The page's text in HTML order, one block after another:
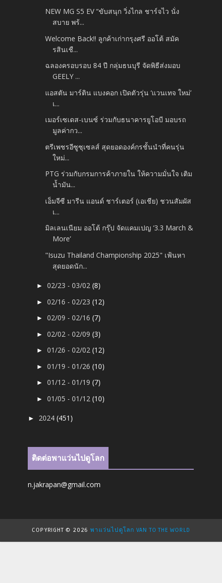
NEW MG S5 EV “ขับสนุก วิ่งไกล ชาร์จไว นั่ง
สบาย พร้...
Welcome Back!! ลูกค้าเก่ากรุงศรี ออโต้ สมัค
รสินเชื...
ฉลองครอบรอบ 84 ปี กลุ่มธนบุรี จัดพิธีส่งมอบ
GEELY ...
แอสตัน มาร์ติน แบงคอก เปิดตัวรุ่น ‘แวนเทจ ใหม่’
เ...
เมอร์เซเดส-เบนซ์ ร่วมกับธนาคารยูโอบี มอบรถ
มูลค่ากว...
ตรีเพชรอีซูซุเซลส์ สุดยอดองค์กรชั้นนำที่คนรุ่น
ใหม่...
PTG ร่วมกับกรมการค้าภายใน ให้ความมั่นใจ เติม
น้ำมัน...
เอ็มจีซี มารีน แอนด์ ชาร์เตอร์ (เอเชีย) ชวนสัมผัส
เ...
มิลเลนเนียม ออโต้ กรุ๊ป จัดแคมเปญ ‘3.3 March &
More’
"Isuzu Thailand Championship 2025" เฟ้นหา
สุดยอดนัก...
►02/23 - 03/02(8)
►02/16 - 02/23(12)
►02/09 - 02/16(7)
►02/02 - 02/09(3)
►01/26 - 02/02(12)
►01/19 - 01/26(10)
►01/12 - 01/19(7)
►01/05 - 01/12(10)
► 2024(451)
ติดต่อพาแว่นไปดูโลก
n.jakrapan@gmail.com
COPYRIGHT © 2026พาแว่นไปดูโลก VAN TO THE WORLD